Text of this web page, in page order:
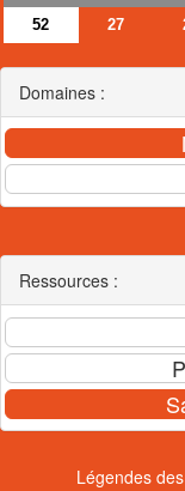
52
27
Domaines :
Ressources :
Légendes